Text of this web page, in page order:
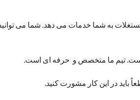
به شما خدمات می دهد. شما می
تیم ما متخصص و حرفه ای است.
باید در این کار مشورت کنید.